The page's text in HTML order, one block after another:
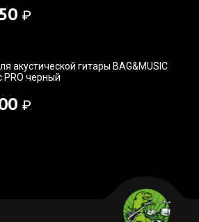
₽
акустической гитары BAG&MUSIC
PRO черный
₽